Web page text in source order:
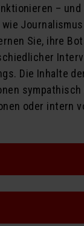
–
Sie, ihre
Die Inhalte
sympathisch
oder intern